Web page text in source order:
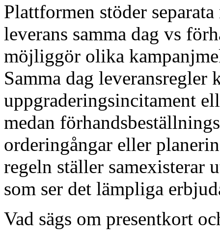
Plattformen stöder
leverans samma dag vs
möjliggör olika
Samma dag leveransregler
uppgraderingsincitament
medan
orderingångar eller
regeln ställer samexisterar
som ser det lämpliga
Vad sägs om presentkort